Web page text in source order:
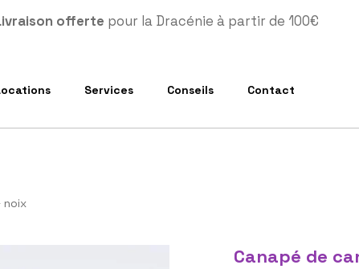
offerte pour la Dracénie à partir de 100€
Services Conseils Contact
noix
Canapé de